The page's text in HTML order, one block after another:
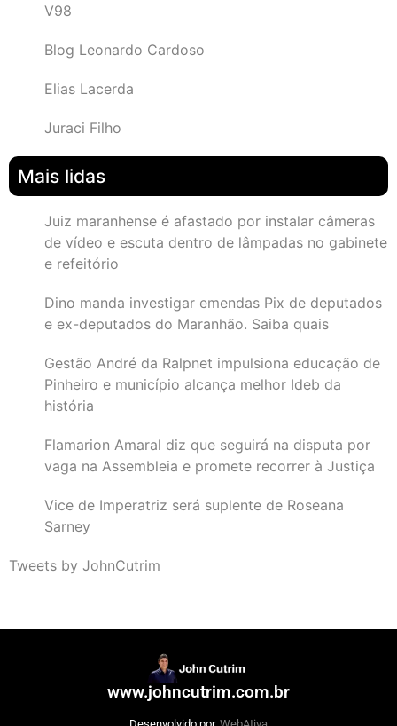
V98
Blog Leonardo Cardoso
Elias Lacerda
Juraci Filho
Mais lidas
Juiz maranhense é afastado por instalar câmeras
de vídeo e escuta dentro de lâmpadas no gabinete
e refeitório
Dino manda investigar emendas Pix de deputados
e ex-deputados do Maranhão. Saiba quais
Gestão André da Ralpnet impulsiona educação de
Pinheiro e município alcança melhor Ideb da
história
Flamarion Amaral diz que seguirá na disputa por
vaga na Assembleia e promete recorrer à Justiça
Vice de Imperatriz será suplente de Roseana
Sarney
Tweets by JohnCutrim
www.johncutrim.com.br